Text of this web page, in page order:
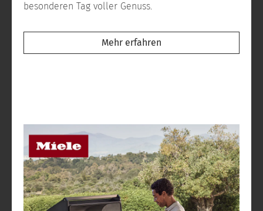
besonderen Tag voller Genuss.
Mehr erfahren